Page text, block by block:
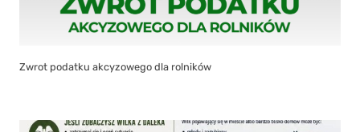
Zwrot podatku akcyzowego dla rolników